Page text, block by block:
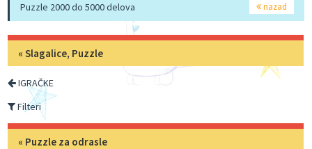
Puzzle 2000 do 5000 delova
nazad
«Slagalice, Puzzle
IGRAČKE
Filteri
« Puzzle za odrasle